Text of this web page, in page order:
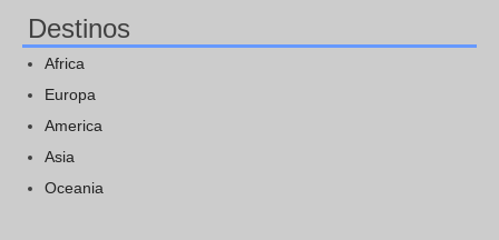
Destinos
Africa
Europa
America
Asia
Oceania